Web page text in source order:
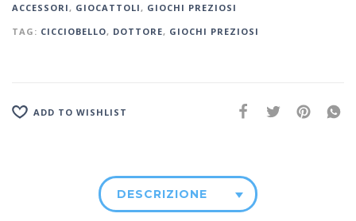
ACCESSORI , GIOCATTOLI , GIOCHI PREZIOSI
TAG: CICCIOBELLO, DOTTORE, GIOCHI PREZIOSI
ADD TO WISHLIST
DESCRIZIONE